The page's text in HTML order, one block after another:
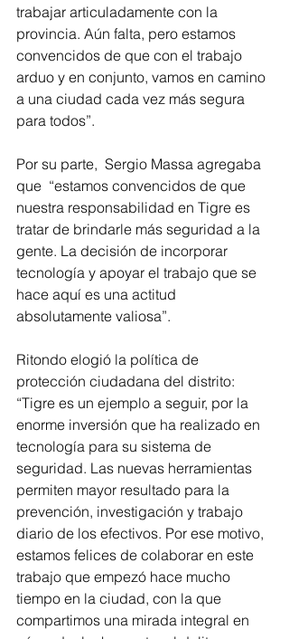
trabajar articuladamente con la
provincia. Aún falta, pero estamos
convencidos de que con el trabajo
arduo y en conjunto, vamos en camino
a una ciudad cada vez más segura
para todos”.
Por su parte,  Sergio Massa agregaba
que  “estamos convencidos de que
nuestra responsabilidad en Tigre es
tratar de brindarle más seguridad a la
gente. La decisión de incorporar
tecnología y apoyar el trabajo que se
hace aquí es una actitud
absolutamente valiosa”.
Ritondo elogió la política de
protección ciudadana del distrito:
“Tigre es un ejemplo a seguir, por la
enorme inversión que ha realizado en
tecnología para su sistema de
seguridad. Las nuevas herramientas
permiten mayor resultado para la
prevención, investigación y trabajo
diario de los efectivos. Por ese motivo,
estamos felices de colaborar en este
trabajo que empezó hace mucho
tiempo en la ciudad, con la que
compartimos una mirada integral en